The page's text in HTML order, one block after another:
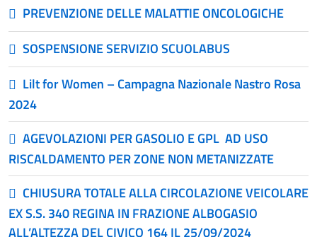
PREVENZIONE DELLE MALATTIE ONCOLOGICHE
SOSPENSIONE SERVIZIO SCUOLABUS
Lilt for Women – Campagna Nazionale Nastro Rosa
2024
AGEVOLAZIONI PER GASOLIO E GPL AD USO
RISCALDAMENTO PER ZONE NON METANIZZATE
CHIUSURA TOTALE ALLA CIRCOLAZIONE VEICOLARE
EX S.S. 340 REGINA IN FRAZIONE ALBOGASIO
ALL’ALTEZZA DEL CIVICO 164 IL 25/09/2024